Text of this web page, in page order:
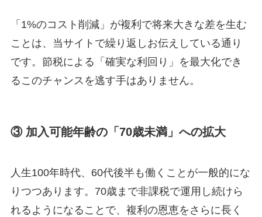
「1%のコスト削減」が複利で将来大きな差を生む
ことは、当サイトで繰り返しお伝えしている通り
です。節税による「確実な利回り」を最大化でき
るこのチャンスを逃す手はありません。
③ 加入可能年齢の「70歳未満」への拡大
人生100年時代、60代後半も働くことが一般的にな
りつつあります。70歳まで非課税で運用し続けら
れるようになることで、複利の恩恵をさらに長く